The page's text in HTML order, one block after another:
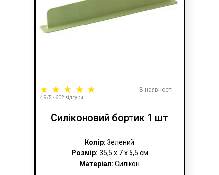
В наявності
4,9/5 - 602 відгуки
Силіконовий бортик 1 шт
Колір: Зелений
Розмір: 35,5 х 7 х 5,5 см
Матеріал: Силікон